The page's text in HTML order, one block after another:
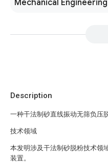
Mechanical Engineering
Description
一种干法制砂直线振动无筛负压
技术领域
本发明涉及干法制砂脱粉技术领
装置。